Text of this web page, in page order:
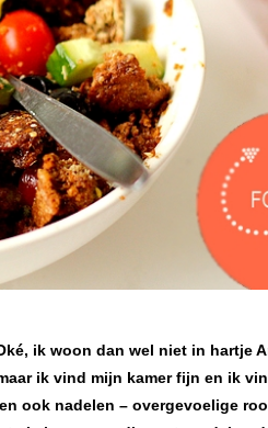
ik woon dan wel niet in hartje
ik vind mijn kamer fijn en ik
ook nadelen – overgevoelige